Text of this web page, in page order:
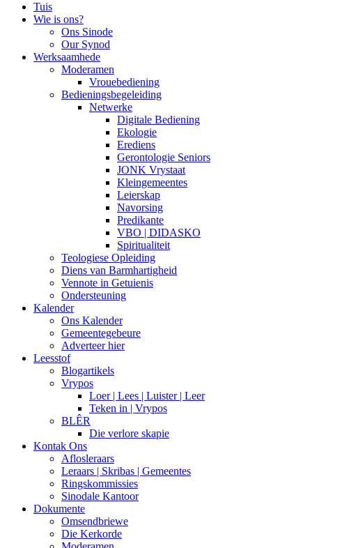
Tuis
Wie is ons?
Ons Sinode
Our Synod
Werksaamhede
Moderamen
Vrouebediening
Bedieningsbegeleiding
Netwerke
Digitale Bediening
Ekologie
Erediens
Gerontologie Seniors
JONK Vrystaat
Kleingemeentes
Leierskap
Navorsing
Predikante
VBO | DIDASKO
Spiritualiteit
Teologiese Opleiding
Diens van Barmhartigheid
Vennote in Getuienis
Ondersteuning
Kalender
Ons Kalender
Gemeentegebeure
Adverteer hier
Leesstof
Blogartikels
Vrypos
Loer | Lees | Luister | Leer
Teken in | Vrypos
BLÊR
Die verlore skapie
Kontak Ons
Aflosleraars
Leraars | Skribas | Gemeentes
Ringskommissies
Sinodale Kantoor
Dokumente
Omsendbriewe
Die Kerkorde